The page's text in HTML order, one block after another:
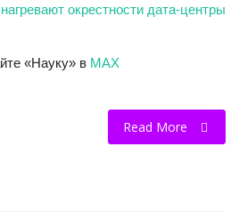
окрестности дата-центры
«Науку» в MAX
Read More